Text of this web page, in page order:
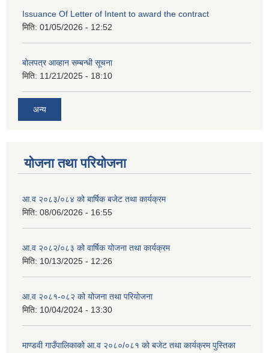
Issuance Of Letter of Intent to award the contract
मिति: 01/05/2026 - 12:52
बोलपत्र आव्हान सम्बन्धी सूचना
मिति: 11/21/2025 - 18:10
अन्य
योजना तथा परियोजना
आ.व २०८३/०८४ को बार्षिक बजेट तथा कार्यक्रम
मिति: 08/06/2026 - 16:55
आ.व २०८२/०८३ को वार्षिक योजना तथा कार्यक्रम
मिति: 10/13/2025 - 12:26
आ.व २०८१-०८२ को योजना तथा परियोजना
मिति: 10/04/2024 - 13:30
माण्डवी गाउँपालिकाको आ.व २०८०/०८१ को बजेट तथा कार्यक्रम पुस्तिका